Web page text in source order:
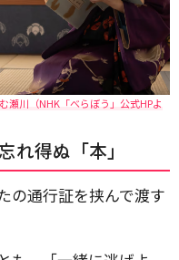
瀬川（NHK「べらぼう」公式HPよ
れ得ぬ「本」
の通行証を挟んで渡す